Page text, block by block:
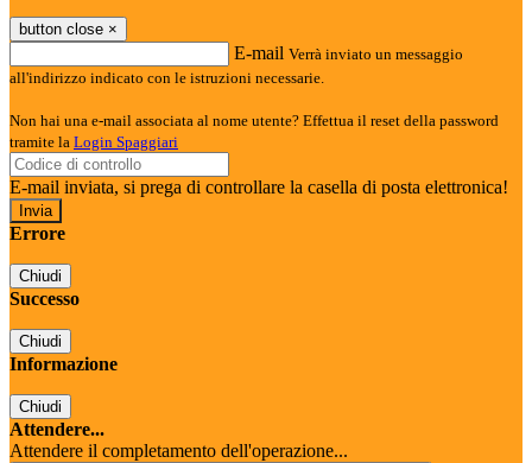
button close ×
E-mail Verrà inviato un messaggio
all'indirizzo indicato con le istruzioni necessarie.
Non hai una e-mail associata al nome utente? Effettua il reset della password
tramite la Login Spaggiari
E-mail inviata, si prega di controllare la casella di posta elettronica!
Errore
Chiudi
Successo
Chiudi
Informazione
Chiudi
Attendere...
Attendere il completamento dell'operazione...